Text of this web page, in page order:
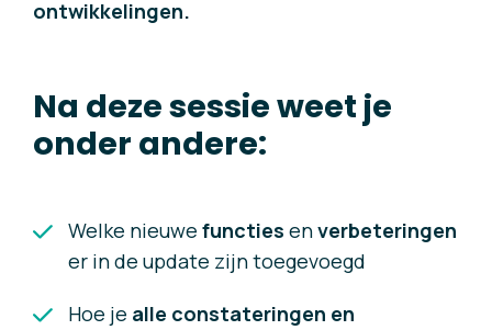
ontwikkelingen.
Na deze sessie weet je
onder andere:
Welke nieuwefuncties enverbeteringen
er in de update zijn toegevoegd
Hoe je alle constateringen en